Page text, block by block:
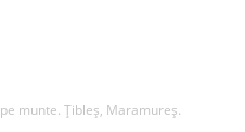
munte. Țibleș, Maramureș.